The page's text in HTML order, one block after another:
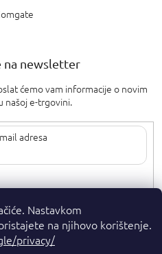
Nastavkom
na njihovo korištenje.
privacy/
na newsletter
ćemo vam informacije o novim
našoj e-trgovini.
nauvjete privatnosti.